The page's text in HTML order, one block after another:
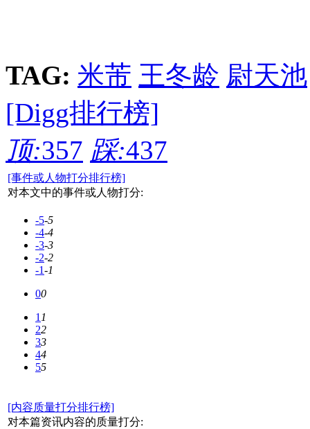
TAG: 米芾 王冬龄 尉天池
[Digg排行榜]
顶:357 踩:437
[事件或人物打分排行榜]
对本文中的事件或人物打分:
-5-5
-4-4
-3-3
-2-2
-1-1
00
11
22
33
44
55
[内容质量打分排行榜]
对本篇资讯内容的质量打分: